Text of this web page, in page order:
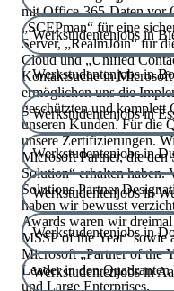
mit Office-365-Daten vor
„SCEPman“ für eine
Server, „RealmJoin“ für
Cloud und „Unified
Kontaktsuche in
ermöglichen uns die
geschützten und komplett
unseren Kunden. Für die Qualität unserer Arbeit sprechen
unsere Zertifizierungen.
Microsoft Partner, die
Solution“ erhalten haben.
Solutions Partner
haben wir bewusst
Awards waren wir
MSSP of the Year“ sowie
Microsoft „Partner of the
Leader in den
und Large Enterprises.
Werkstudentenjobs in
Werkstudentenjobs in
Werkstudentenjobs in
Werkstudentenjobs in
Werkstudentenjobs in
Werkstudentenjobs in
Werkstudentenjobs in